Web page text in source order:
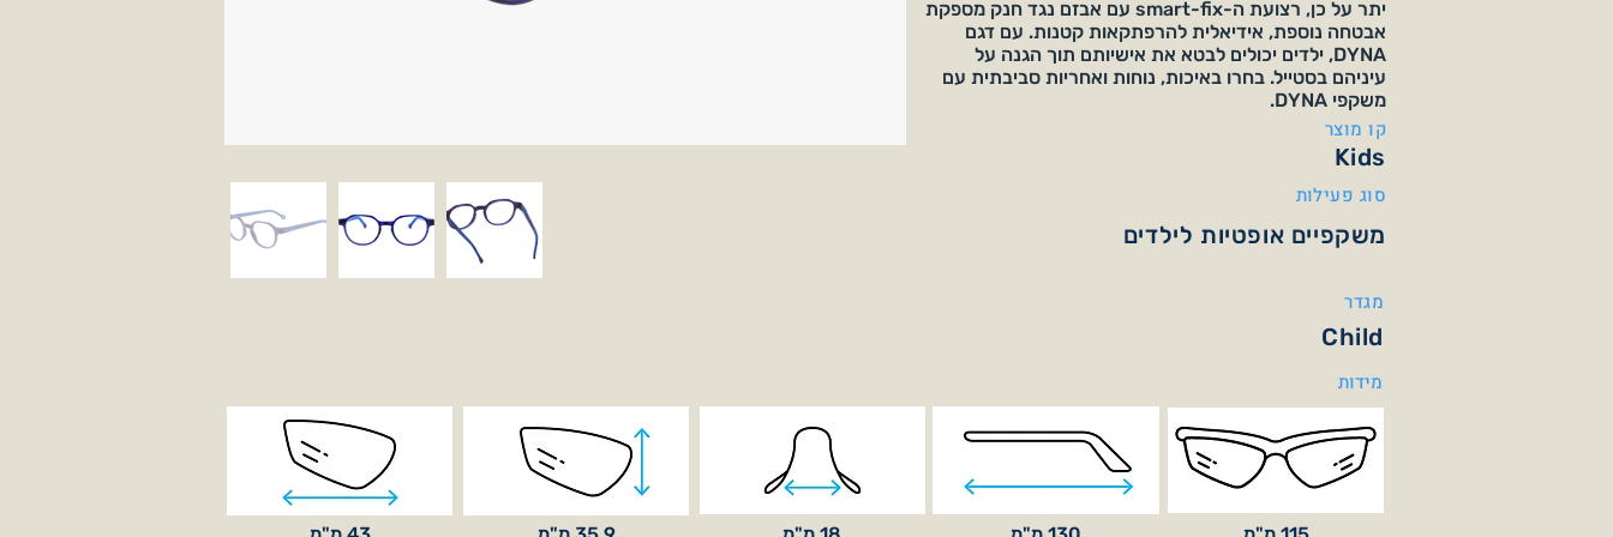
יתר על כן, רצועת ה-smart-fix עם אבזם נגד חנק מספקת
אבטחה נוספת, אידיאלית להרפתקאות קטנות. עם דגם
DYNA, ילדים יכולים לבטא את אישיותם תוך הגנה על
עיניהם בסטייל. בחרו באיכות, נוחות ואחריות סביבתית עם
משקפי DYNA.
קו מוצר
Kids
סוג פעילות
משקפיים אופטיות לילדים
מגדר
Child
מידות